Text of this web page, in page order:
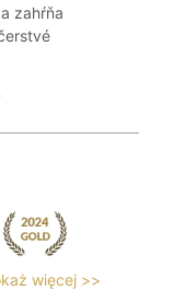
zahŕňa
więcej >>